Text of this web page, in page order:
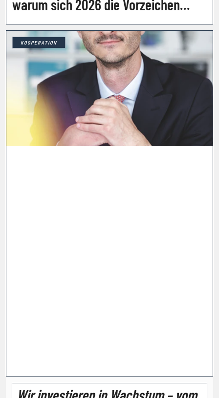
warum sich 2026 die Vorzeichen
drehen
KOOPERATION
„Wir investieren in Wachstum – vom